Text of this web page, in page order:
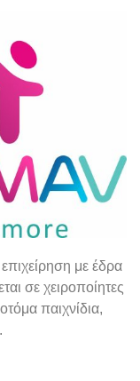
επιχείρηση με έδρα
σε χειροποίητες
παιχνίδια,